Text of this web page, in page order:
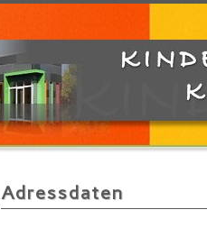
Adressdaten